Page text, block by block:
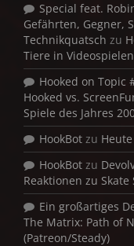
Special feat.
Gefährten, Gegner,
Technikquatsch zu
Tiere in
Hooked on Topic
Hooked vs.
Spiele des Jahres
HookBot zu
HookBot zu
Reaktionen zu
Ein großartiges
The Matrix: Path of
(Patreon/Steady)